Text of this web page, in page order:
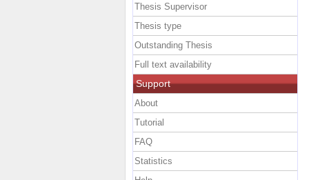
Thesis Supervisor
Thesis type
Outstanding Thesis
Full text availability
Support
About
Tutorial
FAQ
Statistics